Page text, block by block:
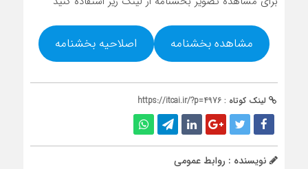
مشاهده بخشنامه اصلاحیه بخشنامه
لینک کوتاه : https://itcai.ir/?p=4976
نویسنده : روابط عمومی